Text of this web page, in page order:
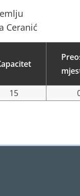
Ceranić
15